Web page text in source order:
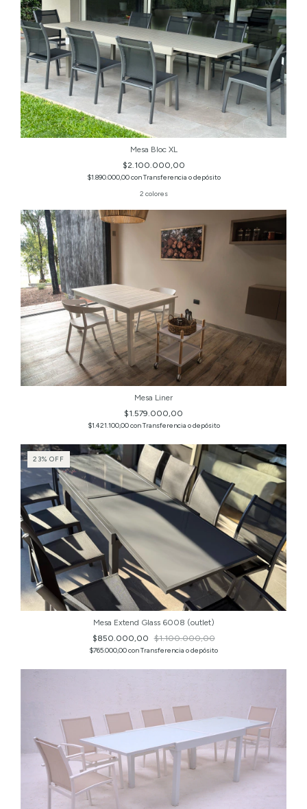
Mesa Bloc XL
$2.100.000,00
$1.890.000,00conTransferencia o depósito
2 colores
Mesa Liner
$1.579.000,00
$1.421.100,00conTransferencia o depósito
23% OFF
Mesa Extend Glass 6008 (outlet)
$850.000,00
$1.100.000,00
$765.000,00conTransferencia o depósito